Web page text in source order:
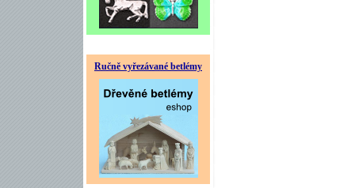
Ručně vyřezávané betlémy